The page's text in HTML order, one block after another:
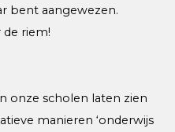
bent aangewezen.
de riem!
onze scholen laten zien
manieren ‘onderwijs